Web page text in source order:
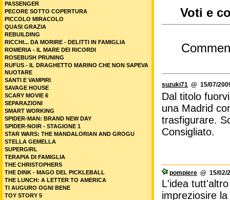
Voti e
suzuki71 @ 15/07/
Dal titolo
una Madrid
trasfigurare.
Consigliato.
pompiere @ 15/02/
L'idea
impreziosire
PASSENGER
PECORE SOTTO COPERTURA
PICCOLO MIRACOLO
QUASI GRAZIA
REBUILDING
RICCHI... DA MORIRE - DELITTI IN FAMIGLIA
ROMERIA - IL MARE DEI RICORDI
ROSEBUSH PRUNING
RUFUS - IL DRAGHETTO MARINO CHE NON SAPEVA
NUOTARE
SANTI E VAMPIRI
SAVAGE HOUSE
SCARY MOVIE 6
SEPARAZIONI
SMART WORKING
SPIDER-MAN: BRAND NEW DAY
SPIDER-NOIR - STAGIONE 1
STAR WARS: THE MANDALORIAN AND GROGU
STELLA GEMELLA
SUPERGIRL
TERAPIA DI FAMIGLIA
THE CHRISTOPHERS
THE DINK - MAGO DEL PICKLEBALL
THE LUNCH: A LETTER TO AMERICA
TI AUGURO OGNI BENE
TOY STORY 5